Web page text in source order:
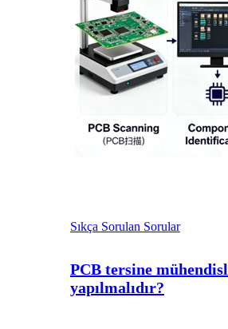
Sıkça Sorulan Sorular
PCB tersine
yapılmalıdır?